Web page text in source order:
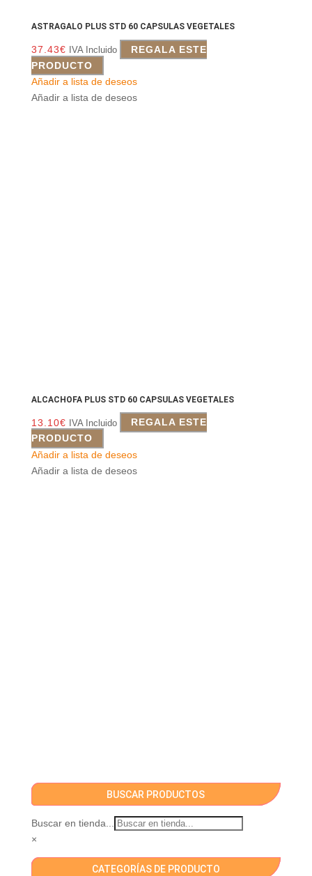
ASTRAGALO PLUS STD 60 CAPSULAS VEGETALES
37.43€ IVA Incluido
REGALA ESTE
PRODUCTO
Añadir a lista de deseos
Añadir a lista de deseos
ALCACHOFA PLUS STD 60 CAPSULAS VEGETALES
13.10€ IVA Incluido
REGALA ESTE
PRODUCTO
Añadir a lista de deseos
Añadir a lista de deseos
BUSCAR PRODUCTOS
Buscar en tienda...
×
CATEGORÍAS DE PRODUCTO